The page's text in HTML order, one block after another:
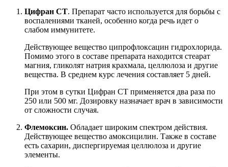
Цифран СТ. Препарат часто используется для борьбы с
воспалениями тканей, особенно когда речь идет о
слабом иммунитете.
Действующее вещество ципрофлоксацин гидрохлорида.
Помимо этого в составе препарата находится стеарат
магния, гликолят натрия крахмала, целлюлоза и другие
вещества. В среднем курс лечения составляет 5 дней.
При этом в сутки Цифран СТ применяется два раза по
250 или 500 мг. Дозировку назначает врач в зависимости
от сложности случая.
Флемоксин. Обладает широким спектром действия.
Действующее вещество амоксицилин. Также в составе
есть сахарин, диспергируемая целлюлоза и другие
элементы.